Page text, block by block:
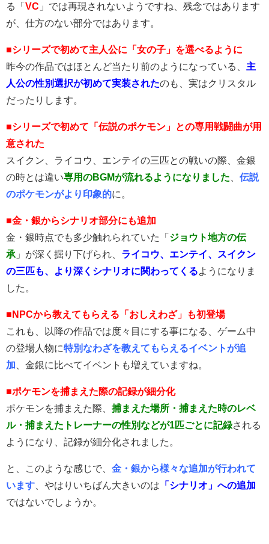
る「 VC 」では再現されないようですね、残念ではあります
が、仕方のない部分ではあります。
■シリーズで初めて主人公に「女の子」を選べるように
昨今の作品ではほとんど当たり前のようになっている、 主
人公の性別選択が初めて実装されたのも、実はクリスタル
だったりします。
■シリーズで初めて「伝説のポケモン」との専用戦闘曲が用
意された
スイクン、ライコウ、エンテイの三匹との戦いの際、金銀
の時とは違い専用のBGMが流れるようになりました
伝説
のポケモンがより印象的に。
■金・銀からシナリオ部分にも追加
金・銀時点でも多少触れられていた「 ジョウト地方の伝
承 」が深く掘り下げられ、 ライコウ、エンテイ、スイクン
の三匹も、より深くシナリオに関わってくる ようになりま
した。
■NPCから教えてもらえる「おしえわざ」も初登場
これも、以降の作品では度々目にする事になる、ゲーム中
の登場人物に特別なわざを教えてもらえるイベントが追
加 、金銀に比べてイベントも増えていますね。
■ポケモンを捕まえた際の記録が細分化
ポケモンを捕まえた際、 捕まえた場所・捕まえた時のレベ
ル・捕まえたトレーナーの性別などが1匹ごとに記録される
ようになり、記録が細分化されました。
と、このような感じで、 金・銀から様々な追加が行われて
います 、やはりいちばん大きいのは 「シナリオ」への追加
ではないでしょうか。